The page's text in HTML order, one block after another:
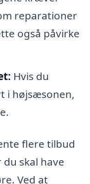
reparationer
også påvirke
Hvis du
i højsæsonen,
flere tilbud
skal have
Ved at